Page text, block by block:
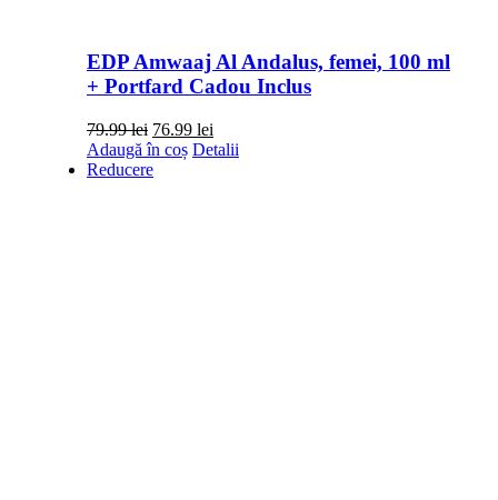
EDP Amwaaj Al Andalus, femei, 100 ml
+ Portfard Cadou Inclus
79.99lei Prețul
inițial
a
76.99 leiPrețul
curent
Adaugă în coș Detalii
Reducere